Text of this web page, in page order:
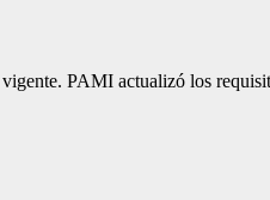
vigente. PAMI actualizó los